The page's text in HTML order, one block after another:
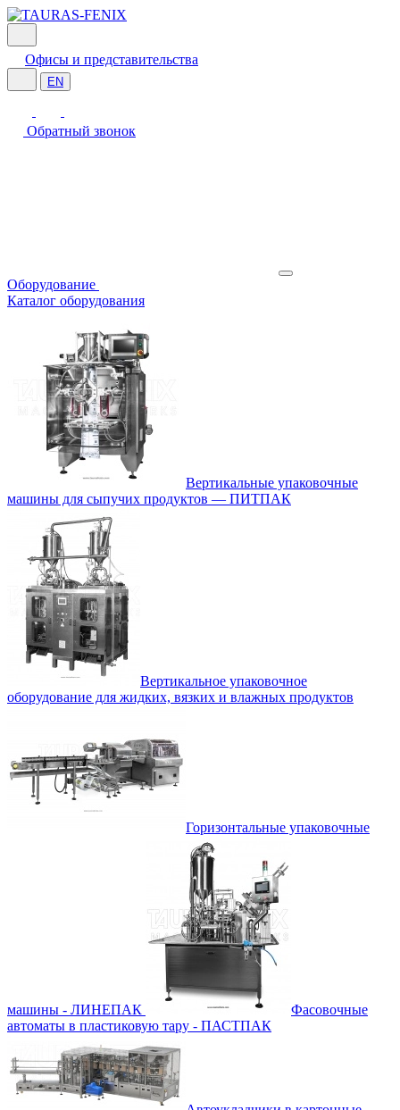
Офисы и представительства
EN
Обратный звонок
Оборудование
Каталог оборудования
Вертикальные упаковочные
машины для сыпучих продуктов — ПИТПАК
Вертикальное упаковочное
оборудование для жидких, вязких и влажных продуктов
Горизонтальные упаковочные
машины - ЛИНЕПАК
Фасовочные
автоматы в пластиковую тару - ПАСТПАК